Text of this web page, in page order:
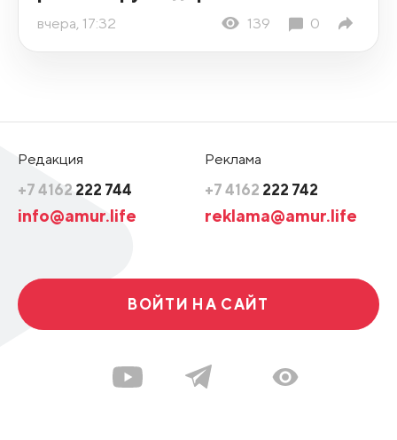
вчера, 17:32 139 0
Редакция
+7 4162 222 744
info@amur.life
Реклама
+7 4162 222 742
reklama@amur.life
ВОЙТИ НА САЙТ